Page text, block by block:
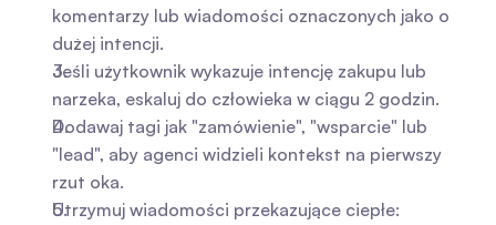
komentarzy lub wiadomości oznaczonych jako o
dużej intencji.
Jeśli użytkownik wykazuje intencję zakupu lub
narzeka, eskaluj do człowieka w ciągu 2 godzin.
Dodawaj tagi jak "zamówienie", "wsparcie" lub
"lead", aby agenci widzieli kontekst na pierwszy
rzut oka.
Utrzymuj wiadomości przekazujące ciepłe: